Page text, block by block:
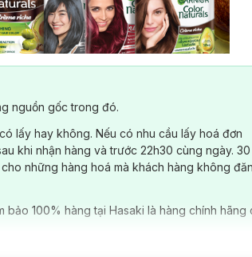
với các màu và 3 phân loại 1 gói / 2 gói / 3 gói
nguồn gốc trong đó.
lấy hay không. Nếu có nhu cầu lấy hoá đơn
khi nhận hàng và trước 22h30 cùng ngày. 30
những hàng hoá mà khách hàng không
100% hàng tại Hasaki là hàng chính hãng